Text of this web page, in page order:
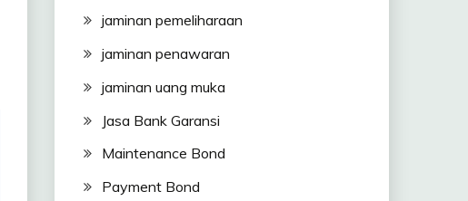
jaminan pemeliharaan
jaminan penawaran
jaminan uang muka
Jasa Bank Garansi
Maintenance Bond
Payment Bond